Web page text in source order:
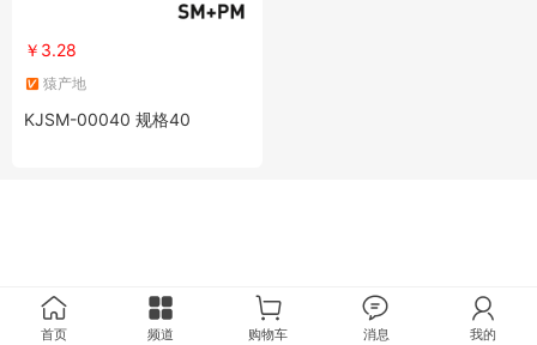
￥3.28
猿产地
KJSM-00040 规格40
首页 频道 购物车 消息 我的